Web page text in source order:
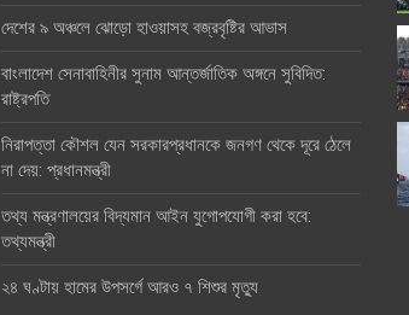
দেশের ৯ অঞ্চলে ঝোড়ো হাওয়াসহ বজ্রবৃষ্টির আভাস
বাংলাদেশ সেনাবাহিনীর সুনাম আন্তর্জাতিক অঙ্গনে সুবিদিত:
রাষ্ট্রপতি
নিরাপত্তা কৌশল যেন সরকারপ্রধানকে জনগণ থেকে দূরে ঠেলে
না দেয়: প্রধানমন্ত্রী
তথ্য মন্ত্রণালয়ের বিদ্যমান আইন যুগোপযোগী করা হবে:
তথ্যমন্ত্রী
২৪ ঘণ্টায় হামের উপসর্গে আরও ৭ শিশুর মৃত্যু